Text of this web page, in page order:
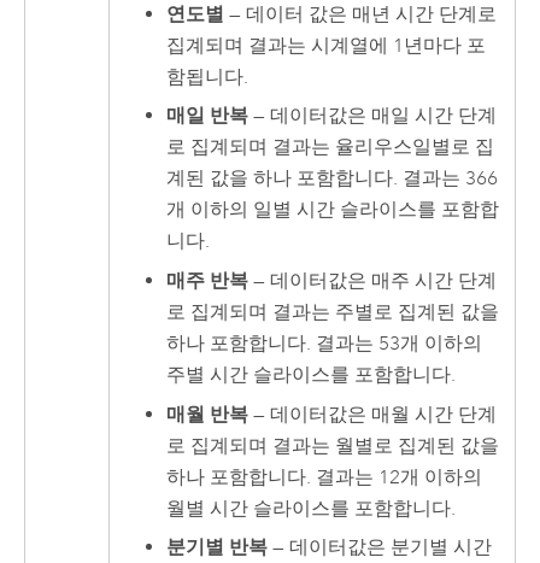
연도별 — 데이터 값은 매년 시간 단계로
집계되며 결과는 시계열에 1년마다 포
함됩니다.
매일 반복 — 데이터값은 매일 시간 단계
로 집계되며 결과는 율리우스일별로 집
계된 값을 하나 포함합니다. 결과는 366
개 이하의 일별 시간 슬라이스를 포함합
니다.
매주 반복 — 데이터값은 매주 시간 단계
로 집계되며 결과는 주별로 집계된 값을
하나 포함합니다. 결과는 53개 이하의
주별 시간 슬라이스를 포함합니다.
매월 반복 — 데이터값은 매월 시간 단계
로 집계되며 결과는 월별로 집계된 값을
하나 포함합니다. 결과는 12개 이하의
월별 시간 슬라이스를 포함합니다.
분기별 반복 — 데이터값은 분기별 시간